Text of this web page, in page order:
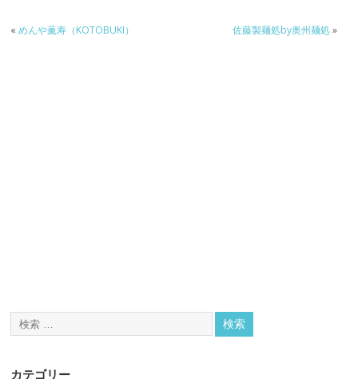
«めんや薫寿（KOTOBUKI） 佐藤製麺処by奥州麺処»
カテゴリー